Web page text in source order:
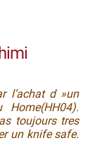
l’achat d »un
toujours tres
un knife safe.